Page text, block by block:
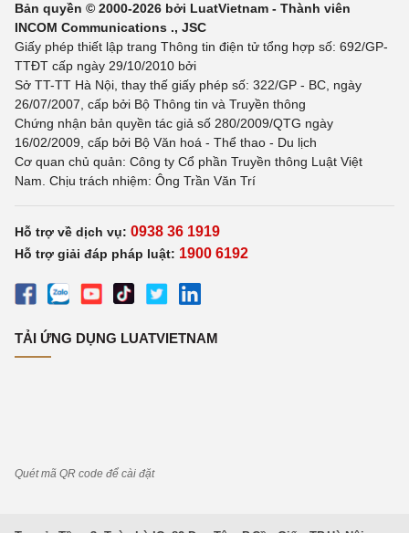
Bản quyền © 2000-2026 bởi LuatVietnam - Thành viên
INCOM Communications ., JSC
Giấy phép thiết lập trang Thông tin điện tử tổng hợp số: 692/GP-
TTĐT cấp ngày 29/10/2010 bởi
Sở TT-TT Hà Nội, thay thế giấy phép số: 322/GP - BC, ngày
26/07/2007, cấp bởi Bộ Thông tin và Truyền thông
Chứng nhận bản quyền tác giả số 280/2009/QTG ngày
16/02/2009, cấp bởi Bộ Văn hoá - Thể thao - Du lịch
Cơ quan chủ quản: Công ty Cổ phần Truyền thông Luật Việt
Nam. Chịu trách nhiệm: Ông Trần Văn Trí
Hỗ trợ về dịch vụ: 0938 36 1919
Hỗ trợ giải đáp pháp luật: 1900 6192
TẢI ỨNG DỤNG LUATVIETNAM
Quét mã QR code để cài đặt